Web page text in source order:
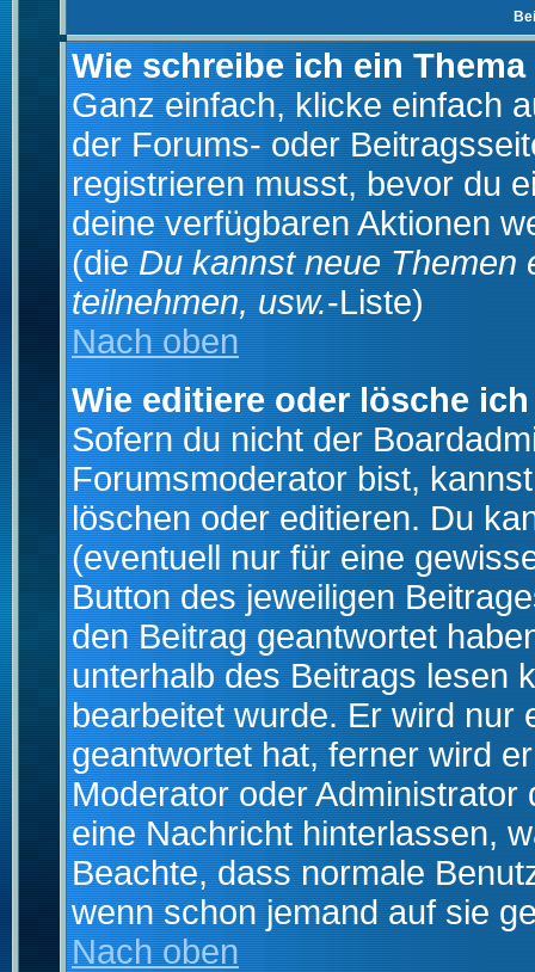
Wie schreibe ich ein
Ganz einfach, klicke einfach
der Forums- oder
registrieren musst, bevor du
deine verfügbaren Aktionen
(die Du kannst neue Themen
teilnehmen, usw.-Liste)
Nach oben
Wie editiere oder lösche
Sofern du nicht der
Forumsmoderator bist,
löschen oder editieren. Du
(eventuell nur für eine
Button des jeweiligen
den Beitrag geantwortet
unterhalb des Beitrags lesen
bearbeitet wurde. Er wird nur
geantwortet hat, ferner wird
Moderator oder
eine Nachricht hinterlassen,
Beachte, dass normale
wenn schon jemand auf sie
Nach oben